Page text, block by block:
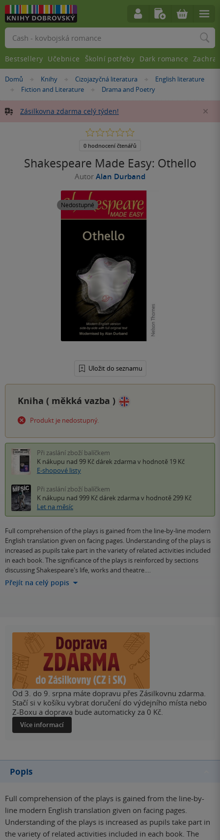
Nacházíte
Domů »Knihy »Cizojazyčná literatura »English literature
»Fiction and Literature »
Drama and Poetry
Zásilkovna zdarma celý týden!
Shakespeare Made Easy: Othello
Autor Alan Durband
Nedostupné
Uložit do seznamu
0.0
5
0 hodnocení čtenářů
Kniha ( měkká vazba )
Produkt je nedostupný.
Při zaslání zboží balíčkem
K nákupu nad 99 Kč dárek zdarma v hodnotě 19 Kč
E-shopové listy
Při zaslání zboží balíčkem
K nákupu nad 999 Kč dárek zdarma v hodnotě 299 Kč
Let na měsíc
Full comprehension of the plays is gained from the line-by-line modern
English translation given on facing pages. Understanding of the plays is
increased as pupils take part in the variety of related activities included
in each book. The significance of the plays is reinforced by sections
discussing Shakespeare's life, works and theatre.…
Přejít na celý popis
Od 3. do 9. srpna máte dopravu přes Zásilkovnu zdarma.
Stačí si v košíku vybrat doručení do výdejního místa nebo
Z-Boxu a doprava bude automaticky za 0 Kč.
Více informací
Popis
Full comprehension of the plays is gained from the line-by-
line modern English translation given on facing pages.
Understanding of the plays is increased as pupils take part in
the variety of related activities included in each book. The
Vyhledávání
Bestsellery Učebnice Školní potřeby Dark romance